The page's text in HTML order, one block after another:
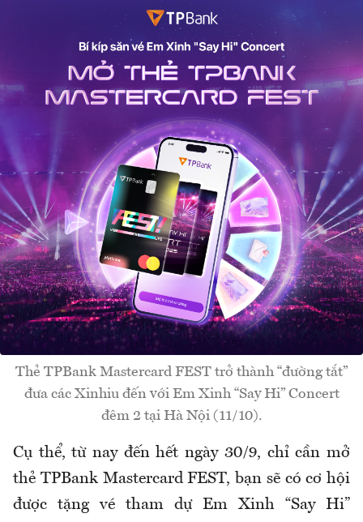
Thẻ TPBank Mastercard FEST trở thành “đường tắt”
đưa các Xinhiu đến với Em Xinh “Say Hi” Concert
đêm 2 tại Hà Nội (11/10).
Cụ thể, từ nay đến hết ngày 30/9, chỉ cần mở
thẻ TPBank Mastercard FEST, bạn sẽ có cơ hội
được tặng vé tham dự Em Xinh “Say Hi”